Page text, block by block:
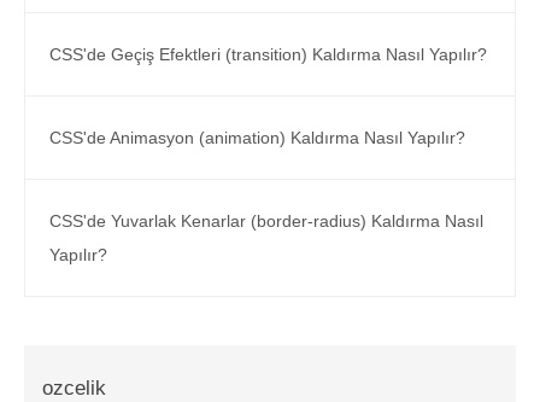
CSS'de Geçiş Efektleri (transition) Kaldırma Nasıl Yapılır?
CSS'de Animasyon (animation) Kaldırma Nasıl Yapılır?
CSS'de Yuvarlak Kenarlar (border-radius) Kaldırma Nasıl
Yapılır?
ozcelik